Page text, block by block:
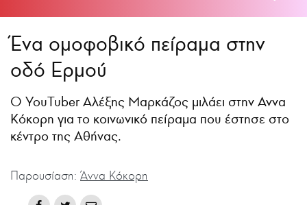
Ένα ομοφοβικό πείραμα στην
οδό Ερμού
Ο YouTuber Αλέξης Μαρκάζος μιλάει στην Αννα
Κόκορη για το κοινωνικό πείραμα που έστησε στο
κέντρο της Αθήνας.
Παρουσίαση: Άννα Κόκορη